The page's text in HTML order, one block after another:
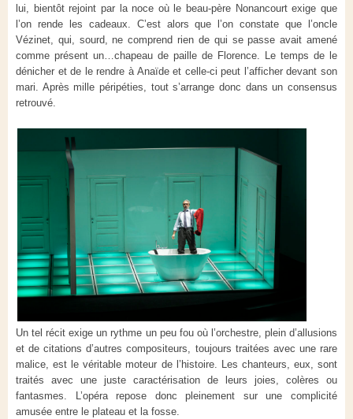
lui, bientôt rejoint par la noce où le beau-père Nonancourt exige que
l’on rende les cadeaux. C’est alors que l’on constate que l’oncle
Vézinet, qui, sourd, ne comprend rien de qui se passe avait amené
comme présent un…chapeau de paille de Florence. Le temps de le
dénicher et de le rendre à Anaïde et celle-ci peut l’afficher devant son
mari. Après mille péripéties, tout s’arrange donc dans un consensus
retrouvé.
Un tel récit exige un rythme un peu fou où l’orchestre, plein d’allusions
et de citations d’autres compositeurs, toujours traitées avec une rare
malice, est le véritable moteur de l’histoire. Les chanteurs, eux, sont
traités avec une juste caractérisation de leurs joies, colères ou
fantasmes. L’opéra repose donc pleinement sur une complicité
amusée entre le plateau et la fosse.